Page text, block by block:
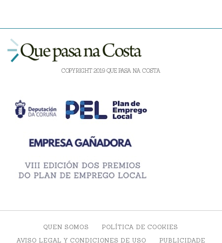
COPYRIGHT 2019 QUE PASA NA COSTA
QUEN SOMOS
POLÍTICA DE COOKIES
AVISO LEGAL Y CONDICIONES DE USO
PUBLICIDADE